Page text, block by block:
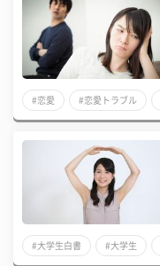
#恋愛 #恋愛トラブル
#大学生白書 #大学生